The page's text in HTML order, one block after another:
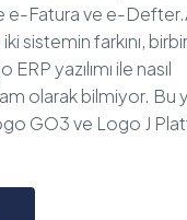
e-Fatura ve e-
sistemin farkını,
yazılımı ile nasıl
olarak bilmiyor. Bu
GO3 ve Logo J